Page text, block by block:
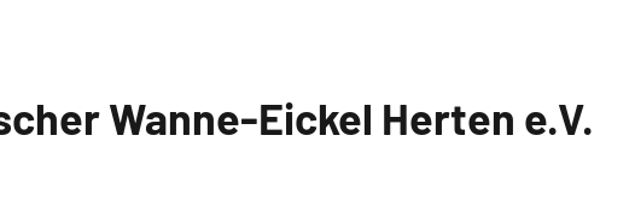
Wanne-Eickel Herten e.V.